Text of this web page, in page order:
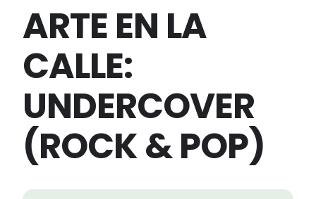
ARTE EN LA
CALLE:
UNDERCOVER
(ROCK & POP)